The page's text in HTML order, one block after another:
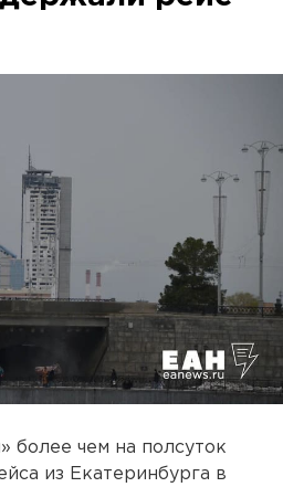
более чем на полсуток
из Екатеринбурга в